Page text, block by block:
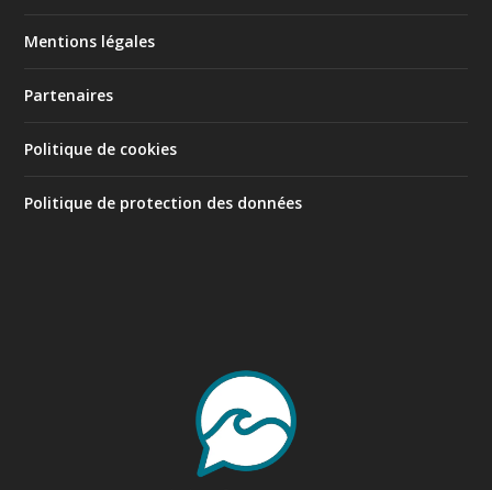
Mentions légales
Partenaires
Politique de cookies
Politique de protection des données